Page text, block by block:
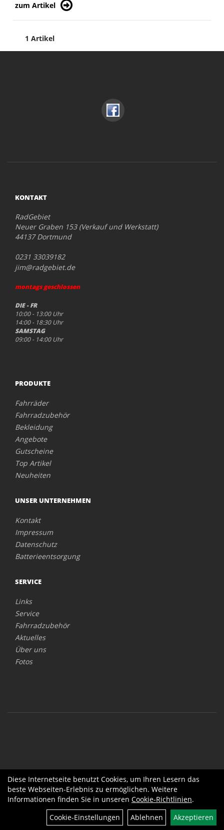
zum Artikel
1 Artikel
KONTAKT
RadGebiet
Neuer Graben 153 (Verkauf und Werkstatt)
44137 Dortmund
0231 33039182
jim@radgebiet.de
montags geschlossen
DIE - FR
10:00 - 13:00 Uhr
14:00 - 18:30 Uhr
SAMSTAG
09:00 - 14:00 Uhr
PRODUKTE
Fahrräder
Fahrradzubehör
Bekleidung
Angebote
Gutscheine
Top Artikel
Neuheiten
UNSER UNTERNEHMEN
Kontakt
Impressum
Datenschutz
Batterieentsorgung
SERVICE
Links
Service
Fahrradzubehör
Aktuelles
Über uns
Fotos
Diese Internetseite benutzt Cookies, um Ihren Lesern das
beste Webseiten-Erlebnis zu ermöglichen. Weitere
Informationen finden Sie in unseren Cookie-Richtlinien.
Cookie-Einstellungen
Ablehnen Akzeptieren